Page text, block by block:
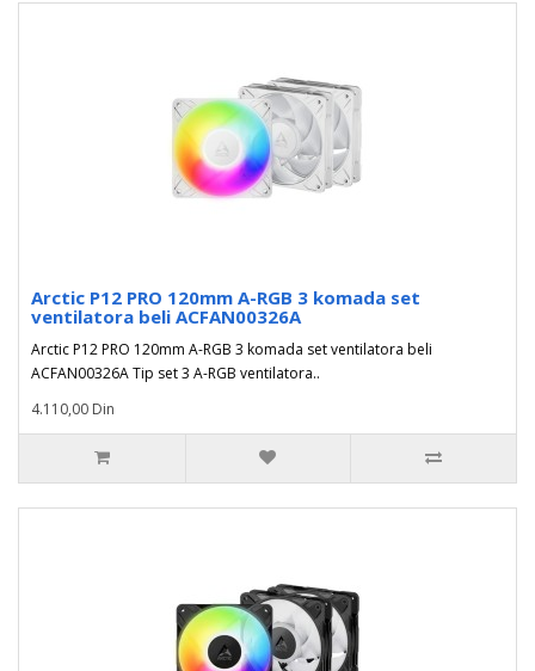
Arctic P12 PRO 120mm A-RGB 3 komada set
ventilatora beli ACFAN00326A
Arctic P12 PRO 120mm A-RGB 3 komada set ventilatora beli
ACFAN00326A Tip set 3 A-RGB ventilatora..
4.110,00 Din